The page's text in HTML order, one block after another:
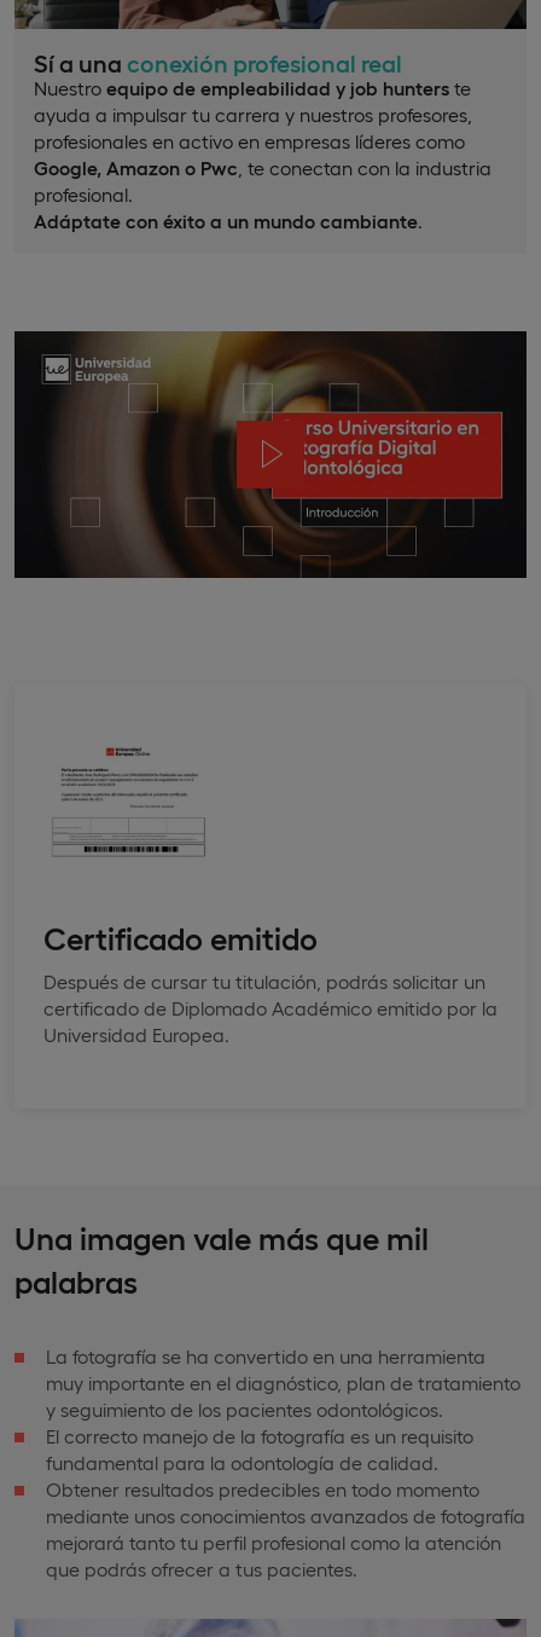
Sí a una conexión profesional real
Nuestro equipo de empleabilidad y job hunters te
ayuda a impulsar tu carrera y nuestros profesores,
profesionales en activo en empresas líderes como
Google, Amazon o Pwc , te conectan con la industria
profesional.
Adáptate con éxito a un mundo cambiante
Certificado emitido
Después de cursar tu titulación, podrás solicitar un
certificado de Diplomado Académico emitido por la
Universidad Europea.
Una imagen vale más que mil
palabras
La fotografía se ha convertido en una herramienta
muy importante en el diagnóstico, plan de tratamiento
y seguimiento de los pacientes odontológicos.
El correcto manejo de la fotografía es un requisito
fundamental para la odontología de calidad.
Obtener resultados predecibles en todo momento
mediante unos conocimientos avanzados de fotografía
mejorará tanto tu perfil profesional como la atención
que podrás ofrecer a tus pacientes.